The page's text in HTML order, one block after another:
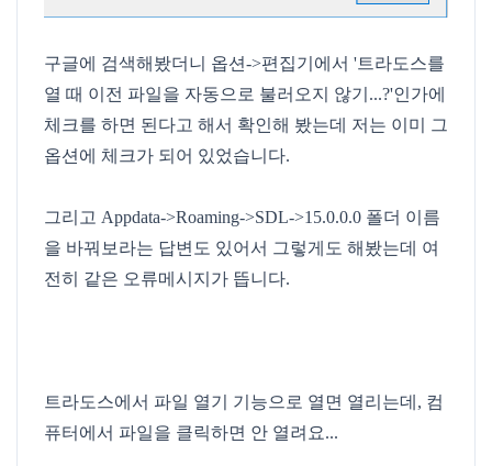
구글에 검색해봤더니 옵션->편집기에서 '트라도스를
열 때 이전 파일을 자동으로 불러오지 않기...?'인가에
체크를 하면 된다고 해서 확인해 봤는데 저는 이미 그
옵션에 체크가 되어 있었습니다.
그리고 Appdata->Roaming->SDL->15.0.0.0 폴더 이름
을 바꿔보라는 답변도 있어서 그렇게도 해봤는데 여
전히 같은 오류메시지가 뜹니다.
트라도스에서 파일 열기 기능으로 열면 열리는데, 컴
퓨터에서 파일을 클릭하면 안 열려요...